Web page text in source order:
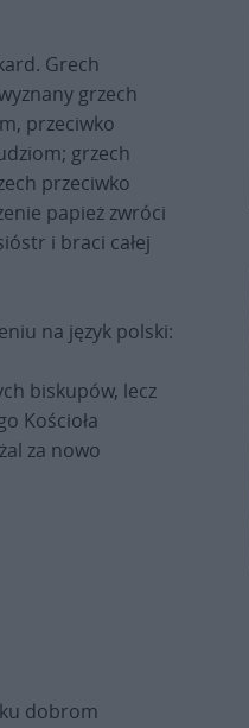
Grech
grzech
przeciwko
grzech
przeciwko
papież zwróci
i braci całej
na język polski:
biskupów, lecz
Kościoła
za nowo
dobrom